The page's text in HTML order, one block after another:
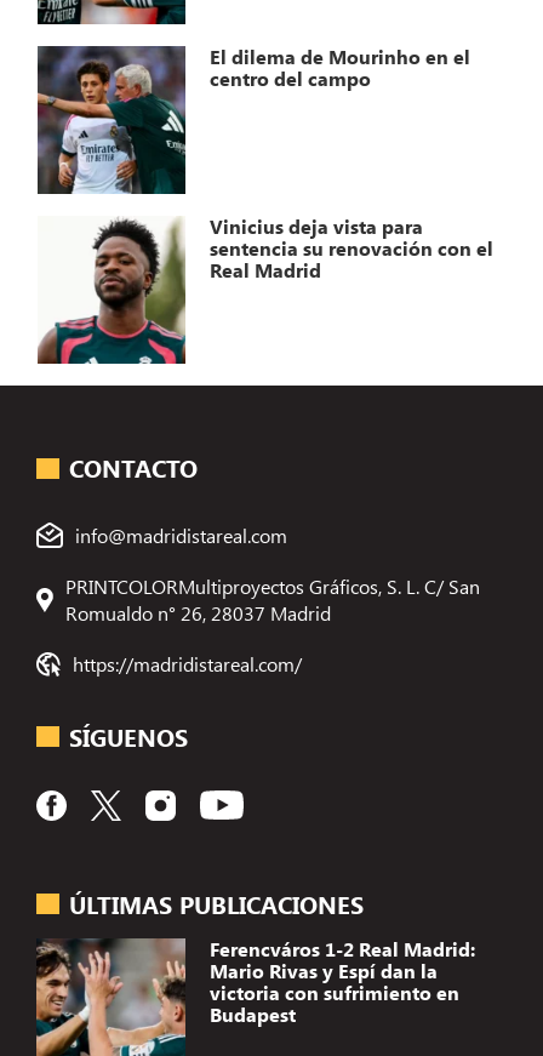
El dilema de Mourinho en el
centro del campo
Vinicius deja vista para
sentencia su renovación con el
Real Madrid
ÚLTIMAS PUBLICACIONES
Ferencváros 1-2 Real Madrid:
Mario Rivas y Espí dan la
victoria con sufrimiento en
Budapest
CONTACTO
info@madridistareal.com
PRINTCOLORMultiproyectos Gráficos, S. L. C/ San
Romualdo n° 26, 28037 Madrid
https://madridistareal.com/
SÍGUENOS